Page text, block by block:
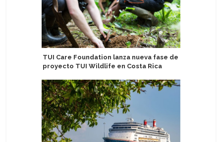
TUI Care Foundation lanza nueva fase de
proyecto TUI Wildlife en Costa Rica